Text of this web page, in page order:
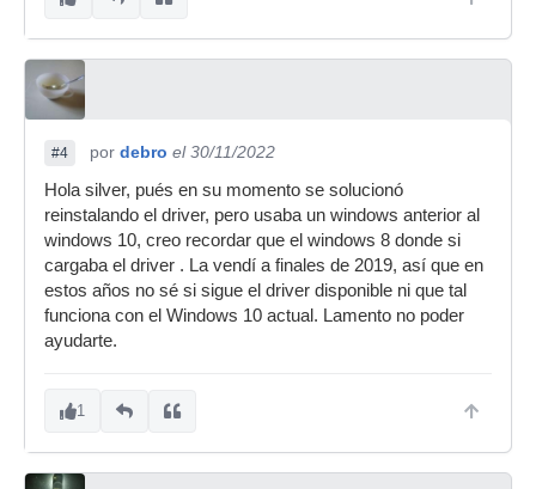
#4 por debro el 30/11/2022
Hola silver, pués en su momento se solucionó
reinstalando el driver, pero usaba un windows anterior al
windows 10, creo recordar que el windows 8 donde si
cargaba el driver . La vendí a finales de 2019, así que en
estos años no sé si sigue el driver disponible ni que tal
funciona con el Windows 10 actual. Lamento no poder
ayudarte.
1